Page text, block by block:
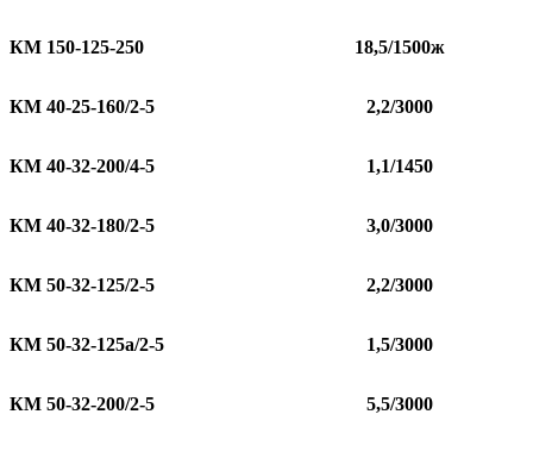
КМ 150-125-250 18,5/1500ж
КМ 40-25-160/2-5 2,2/3000
КМ 40-32-200/4-5 1,1/1450
КМ 40-32-180/2-5 3,0/3000
КМ 50-32-125/2-5 2,2/3000
КМ 50-32-125а/2-5 1,5/3000
КМ 50-32-200/2-5 5,5/3000